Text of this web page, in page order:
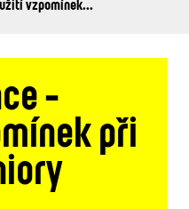
vzpomínek...
-
při